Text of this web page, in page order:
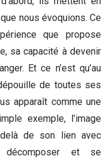
nous évoquions. Ce
que propose
sa capacité à devenir
Et ce n’est qu’au
de toutes ses
apparaît comme une
exemple, l’image
de son lien avec
décomposer et se